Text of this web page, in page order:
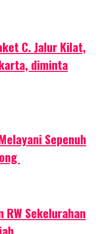
C. Jalur Kilat,
diminta
Sepenuh
RW Sekelurahan